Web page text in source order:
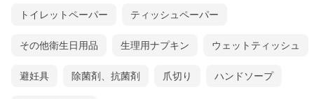
トイレットペーパー ティッシュペーパー
その他衛生日用品 生理用ナプキン ウェットティッシュ
避妊具 除菌剤、抗菌剤 爪切り ハンドソープ